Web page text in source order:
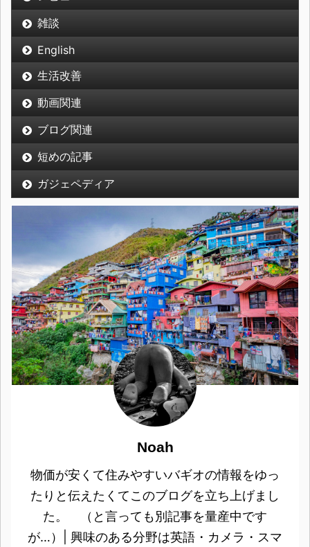
雑談
English
生活改善
動画関連
ブログ関連
短めの記事
ガジェペディア
Noah
物価が安くて住みやすいバギオの情報をゆっ
たりと伝えたくてこのブログを立ち上げまし
た。 （と言っても別記事を量産中です
が…）| 興味のある分野は英語・カメラ・スマ